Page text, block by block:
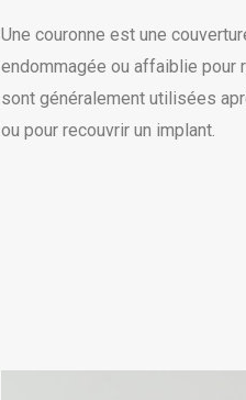
Une couronne est une
endommagée ou affaiblie pour
sont généralement utilisées
ou pour recouvrir un implant.